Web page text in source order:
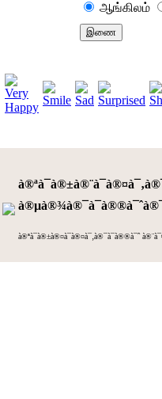
ஆங்கிலம்
à®ªà¯à®±à®¤à¯à®¤à¯‚à®¯à¯à®®à¯ˆ